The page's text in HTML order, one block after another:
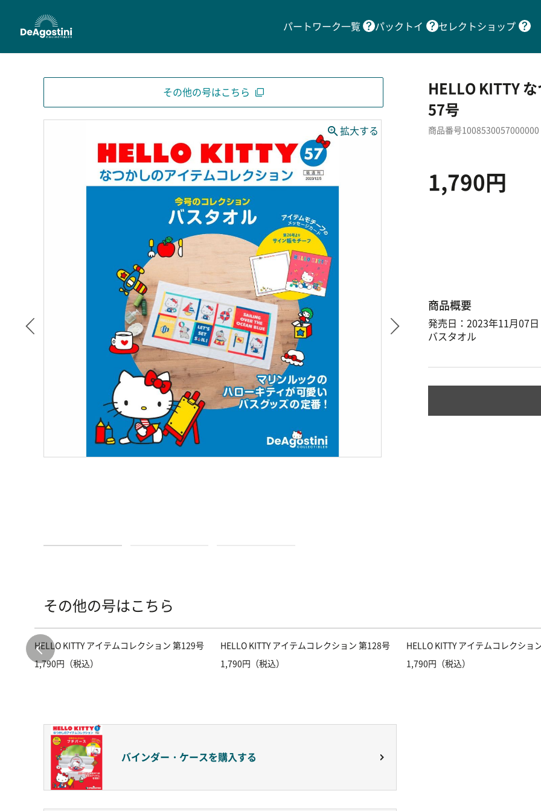
パートワーク一覧 パックトイ セレクトショップ
その他の号はこちら
HELLO KITTY
57号
商品番号1008530057000000
1,790円
商品概要
発売日：2023年11月07日
バスタオル
その他の号はこちら
HELLO KITTY アイテムコレクション 第129号
1,790円（税込）
HELLO KITTY アイテムコレクション 第128号
1,790円（税込）
HELLO KITTY アイテムコレクショ
1,790円（税込）
バインダー・ケースを購入する